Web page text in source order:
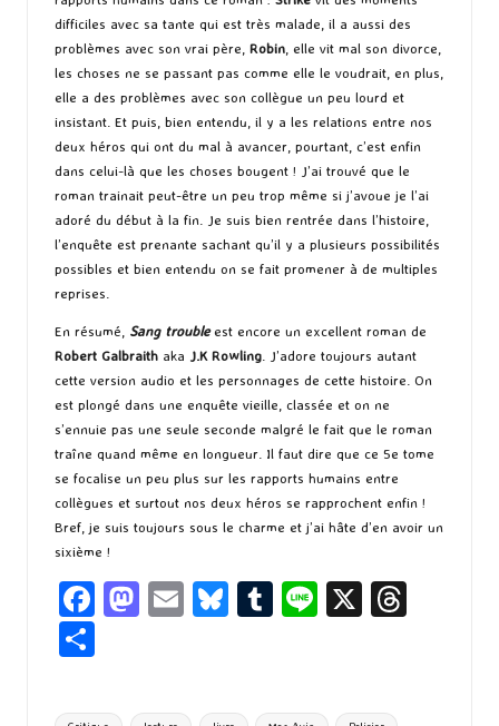
difficiles avec sa tante qui est très malade, il a aussi des
problèmes avec son vrai père, Robin , elle vit mal son divorce,
les choses ne se passant pas comme elle le voudrait, en plus,
elle a des problèmes avec son collègue un peu lourd et
insistant. Et puis, bien entendu, il y a les relations entre nos
deux héros qui ont du mal à avancer, pourtant, c’est enfin
dans celui-là que les choses bougent ! J’ai trouvé que le
roman trainait peut-être un peu trop même si j’avoue je l’ai
adoré du début à la fin. Je suis bien rentrée dans l’histoire,
l’enquête est prenante sachant qu’il y a plusieurs possibilités
possibles et bien entendu on se fait promener à de multiples
reprises.
En résumé, Sang troubleest encore un excellent roman de
Robert Galbraith aka J.K Rowling . J’adore toujours autant
cette version audio et les personnages de cette histoire. On
est plongé dans une enquête vieille, classée et on ne
s’ennuie pas une seule seconde malgré le fait que le roman
traîne quand même en longueur. Il faut dire que ce 5e tome
se focalise un peu plus sur les rapports humains entre
collègues et surtout nos deux héros se rapprochent enfin !
Bref, je suis toujours sous le charme et j’ai hâte d’en avoir un
sixième !
Fa
o
M
d
E
l
Bl
ky
T
bl
Li X
ta
Tags: